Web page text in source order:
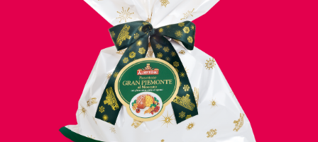
VISUALIZZA